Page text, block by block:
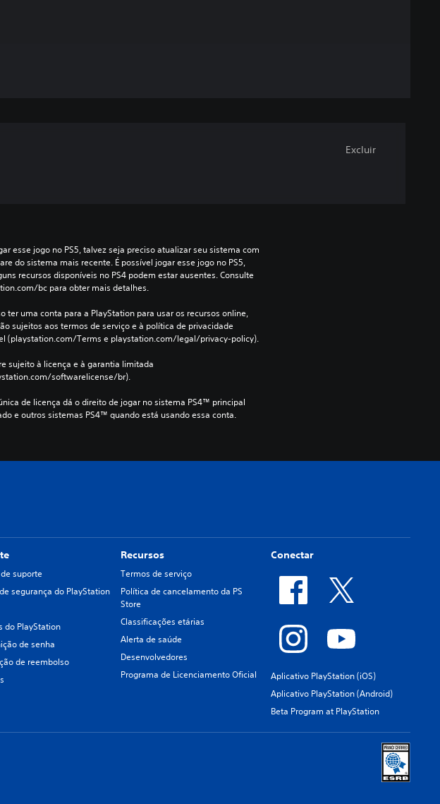
Excluir
esse jogo no PS5, talvez seja preciso atualizar seu sistema com
do sistema mais recente. É possível jogar esse jogo no PS5,
recursos disponíveis no PS4 podem estar ausentes. Consulte
bc para obter mais detalhes.
ter uma conta para a PlayStation para usar os recursos online,
sujeitos aos termos de serviço e à política de privacidade
(playstation.com/Terms e playstation.com/legal/privacy-policy).
sujeito à licença e à garantia limitada
softwarelicense/br).
de licença dá o direito de jogar no sistema PS4™ principal
e outros sistemas PS4™ quando está usando essa conta.
suporte
segurança do PlayStation
do PlayStation
de senha
de reembolso
Recursos
Termos de serviço
Política de cancelamento da PS
Store
Classificações etárias
Alerta de saúde
Desenvolvedores
Programa de Licenciamento Oficial
Conectar
Aplicativo PlayStation (iOS)
Aplicativo PlayStation (Android)
Beta Program at PlayStation